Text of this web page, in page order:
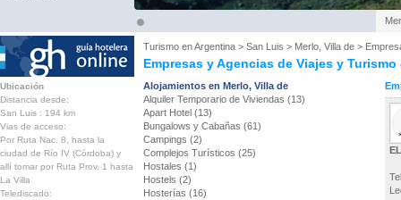
Turismo enArgentina > San Luis > Merlo, Villa de >
Empresas y Agencias de Viajes y
Ubicación
Distancia desde:
San Luis : 194 km
Vias de acceso:
Por Ruta Nac. 8, hasta la
ciudad de Río IV (Córdoba) y
allí tomar por Ruta Prov. 1 hasta
La Villa
Telediscado:
Alojamientos en Merlo, Villa de
Alquiler Temporario de Viviendas (13)
Apart Hotel (13)
Bungalows y Cabañas (61)
Campings (2)
Complejos Turísticos (25)
Hostales (1)
Hostels (2)
Hosterías (16)